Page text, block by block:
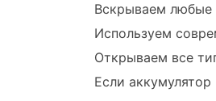
Вскрываем любые
Используем
Открываем все
Если